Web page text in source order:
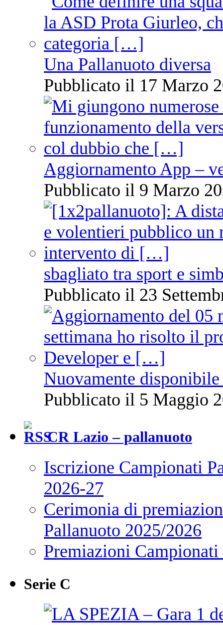
Una Pallanuoto diversa
Pubblicato il 17 Marzo
Aggiornamento App –
Pubblicato il 9 Marzo
sbagliato tra sport e
Pubblicato il 23
Nuovamente
Pubblicato il 5 Maggio
CR Lazio – pallanuoto
Iscrizione Campionati
2026-27
Cerimonia di
Pallanuoto 2025/2026
Premiazioni
Serie C